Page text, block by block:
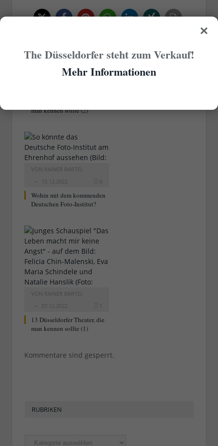
RAINER BARTEL
man kennen sollte (2)
VON RAINER BARTEL
15.12.2022
0
Wohin mit dem kommenden
Deutschen Foto-Institut?
VON RAINER BARTEL
07.12.2022
1
13 Düsseldorfer Theater, die
man kennen sollte (1)
Kommentare sind gesperrt.
RUBRIKEN
Rubriken
×
The Düsseldorfer steht zum Verkauf!
Mehr Informationen